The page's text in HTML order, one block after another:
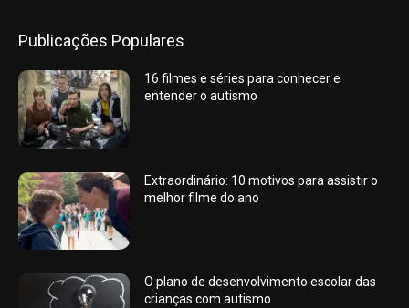
Publicações Populares
16 filmes e séries para conhecer e
entender o autismo
Extraordinário: 10 motivos para assistir o
melhor filme do ano
O plano de desenvolvimento escolar das
crianças com autismo